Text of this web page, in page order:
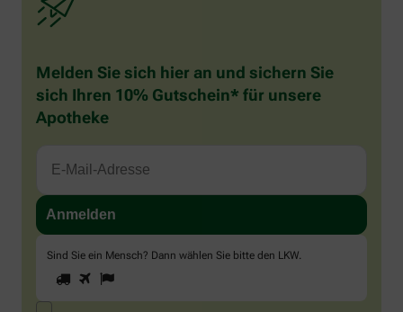
Melden Sie sich hier an und sichern Sie
sich Ihren 10% Gutschein* für unsere
Apotheke
Sind Sie ein Mensch? Dann wählen Sie bitte den LKW
Sie
ein
1 2